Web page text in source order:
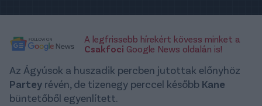
A legfrissebb hírekért kövess minket a
Csakfoci Google News oldalán is!
Az Ágyúsok a huszadik percben jutottak előnyhöz
Partey révén, de tizenegy perccel később Kane
büntetőből egyenlített.